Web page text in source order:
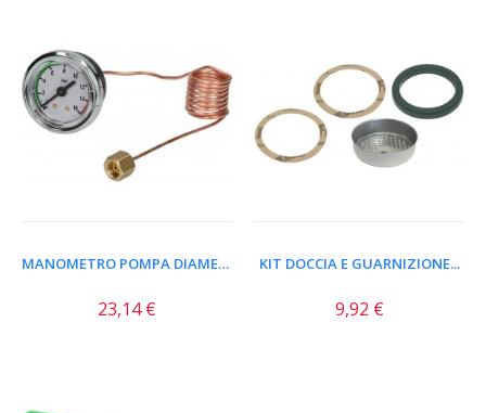
MANOMETRO POMPA DIAMETRO 40...
23,14 €
KIT DOCCIA E GUARNIZIONE...
9,92 €